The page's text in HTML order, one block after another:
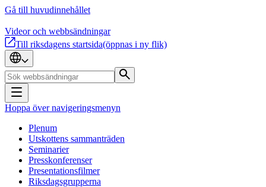
Gå till huvudinnehållet
Videor och webbsändningar
Till riksdagens startsida(öppnas i ny flik)
Hoppa över navigeringsmenyn
Plenum
Utskottens sammanträden
Seminarier
Presskonferenser
Presentationsfilmer
Riksdagsgrupperna